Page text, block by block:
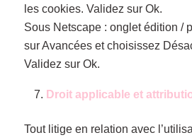
les cookies. Validez sur Ok.
Sous Netscape : onglet édition /
sur Avancées et choisissez
Validez sur Ok.
Droit applicable et
Tout litige en relation avec